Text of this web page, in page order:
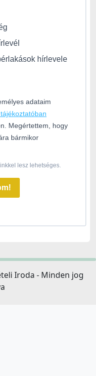
hírlevele
adataim
Megértettem, hogy
bármikor
lesz lehetséges.
Iroda - Minden jog